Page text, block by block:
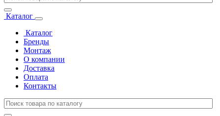
Каталог
Каталог
Бренды
Монтаж
О компании
Доставка
Оплата
Контакты